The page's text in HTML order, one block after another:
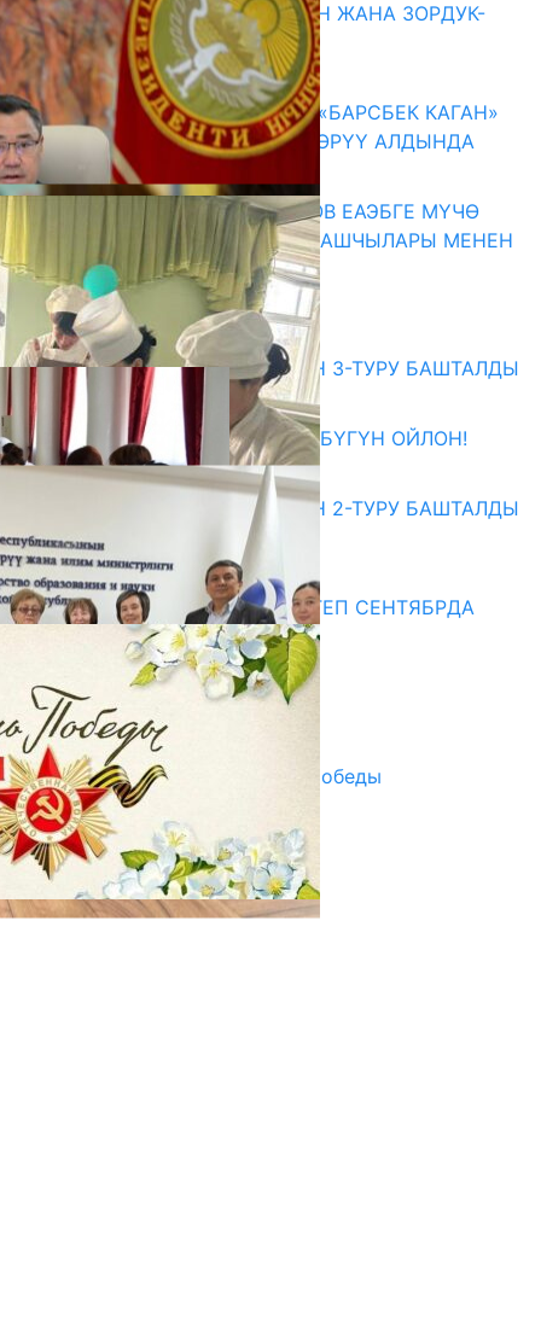
ГЕНДЕРДИК БАСМЫРЛООДОН ЖАНА ЗОРДУК-
ЗОМБУЛУКТАН КОРГОО
07.08.2026
КЫРГЫЗ ТАРЫХЫ ТАСМАДА: «БАРСБЕК КАГАН»
КӨРКӨМ ТАСМАСЫ ЖАРЫК КӨРҮҮ АЛДЫНДА
07.08.2026
ПРЕЗИДЕНТ САДЫР ЖАПАРОВ ЕАЭБГЕ МҮЧӨ
МАМЛЕКЕТТЕРДИН ӨКМӨТ БАШЧЫЛАРЫ МЕНЕН
ЖОЛУГУШТУ
07.08.2026
Абитуриент
ЖОЖДОРГО КАБЫЛ АЛУУНУН 3-ТУРУ БАШТАЛДЫ
27.07.2026
ӨЗҮҢДҮН КЕЛЕЧЕГИҢ ҮЧҮН БҮГҮН ОЙЛОН!
20.07.2026
ЖОЖДОРГО КАБЫЛ АЛУУНУН 2-ТУРУ БАШТАЛДЫ
20.07.2026
Медиа
СУЗАКТА 750 ОРУНДУУ МЕКТЕП СЕНТЯБРДА
ПАЙДАЛАНУУГА БЕРИЛЕТ
07.08.2025
Улуу Жеңиштин жандуу сөзү
29.04.2025
Награды в преддверии Дня Победы
29.04.2025